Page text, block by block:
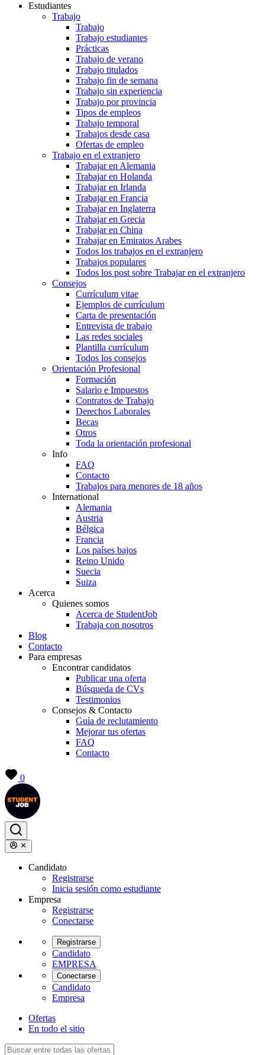
Estudiantes
Trabajo
Trabajo
Trabajo estudiantes
Prácticas
Trabajo de verano
Trabajo titulados
Trabajo fin de semana
Trabajo sin experiencia
Trabajo por provincia
Tipos de empleos
Trabajo temporal
Trabajos desde casa
Ofertas de empleo
Trabajo en el extranjero
Trabajar en Alemania
Trabajar en Holanda
Trabajar en Irlanda
Trabajar en Francia
Trabajar en Inglaterra
Trabajar en Grecia
Trabajar en China
Trabajar en Emiratos Arabes
Todos los trabajos en el extranjero
Trabajos populares
Todos los post sobre Trabajar en el extranjero
Consejos
Currículum vitae
Ejemplos de currículum
Carta de presentación
Entrevista de trabajo
Las redes sociales
Plantilla currículum
Todos los consejos
Orientación Profesional
Formación
Salario e Impuestos
Contratos de Trabajo
Derechos Laborales
Becas
Otros
Toda la orientación profesional
Info
FAQ
Contacto
Trabajos para menores de 18 años
International
Alemania
Austria
Bélgica
Francia
Los países bajos
Reino Unido
Suecia
Suiza
Acerca
Quienes somos
Acerca de StudentJob
Trabaja con nosotros
Blog
Contacto
Para empresas
Encontrar candidatos
Publicar una oferta
Búsqueda de CVs
Testimonios
Consejos & Contacto
Guía de reclutamiento
Mejorar tus ofertas
FAQ
Contacto
0
Candidato
Registrarse
Inicia sesión como estudiante
Empresa
Registrarse
Conectarse
Registrarse
Candidato
EMPRESA
Conectarse
Candidato
Empresa
Ofertas
En todo el sitio